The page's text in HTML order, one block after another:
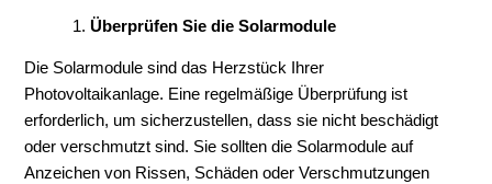
Überprüfen Sie die Solarmodule
Die Solarmodule sind das Herzstück Ihrer
Photovoltaikanlage. Eine regelmäßige Überprüfung ist
erforderlich, um sicherzustellen, dass sie nicht beschädigt
oder verschmutzt sind. Sie sollten die Solarmodule auf
Anzeichen von Rissen, Schäden oder Verschmutzungen